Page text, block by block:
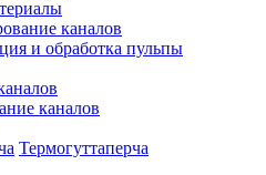
каналов
и обработка пульпы
каналов
Термогуттаперча